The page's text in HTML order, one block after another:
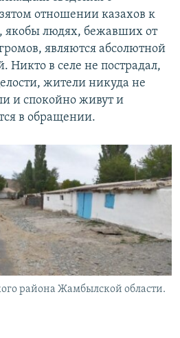
отношении казахов к
якобы людях, бежавших от
являются абсолютной
Никто в селе не пострадал,
жители никуда не
и спокойно живут и
в обращении.
района Жамбылской области.